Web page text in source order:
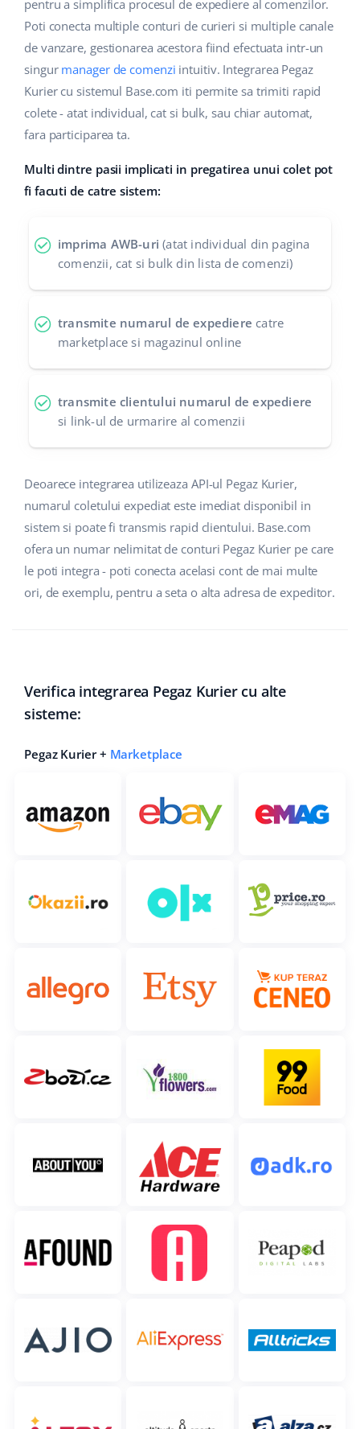
Managementul transporturilor
Automatizarea fluxului de lucru
Base Connect
AI pentru comerțul electronic
Casă și grădină
Produse pentru copii
Electronică
Piese auto
Sănătate și frumusețe
Suport
Blog
Servicii
Implementari de sistem
Auditul conturilor
english (US)
english (GB)
english (IN)
čeština
deutsch
Ελληνικά
español (AR)
español (MX)
Italiano
português (BR)
中文
pentru a simplifica procesul de expediere al comenzilor.
Poti conecta multiple conturi de curieri si multiple canale
de vanzare, gestionarea acestora fiind efectuata intr-un
singurmanager de comenzi intuitiv. Integrarea Pegaz
Kurier cu sistemul Base.com iti permite sa trimiti rapid
colete - atat individual, cat si bulk, sau chiar automat,
fara participarea ta.
Multi dintre pasii implicati in pregatirea unui colet pot
fi facuti de catre sistem:
imprima AWB-uri (atat individual din pagina
comenzii, cat si bulk din lista de comenzi)
transmite numarul de expediere catre
marketplace si magazinul online
transmite clientului numarul de expediere
si link-ul de urmarire al comenzii
Deoarece integrarea utilizeaza API-ul Pegaz Kurier,
numarul coletului expediat este imediat disponibil in
sistem si poate fi transmis rapid clientului. Base.com
ofera un numar nelimitat de conturi Pegaz Kurier pe care
le poti integra - poti conecta acelasi cont de mai multe
ori, de exemplu, pentru a seta o alta adresa de expeditor.
Verifica integrarea Pegaz Kurier cu alte
sisteme:
Pegaz Kurier + Marketplace